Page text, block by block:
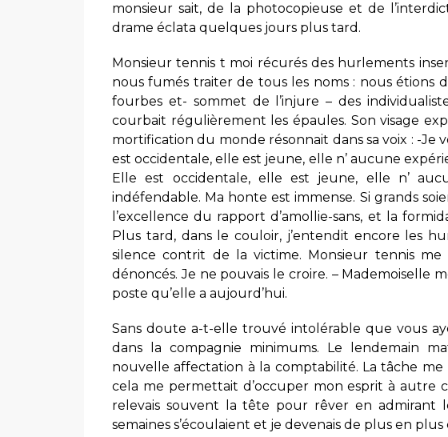
monsieur sait, de la photocopieuse et de
drame éclata quelques jours plus tard.
Monsieur tennis t moi récurés des hurlements
nous fumés traiter de tous les noms : nous étions
fourbes et- sommet de l’injure – des
courbait régulièrement les épaules. Son visage
mortification du monde résonnait dans sa voix : -Je
est occidentale, elle est jeune, elle n’ aucune
Elle est occidentale, elle est jeune, elle n’
indéfendable. Ma honte est immense. Si grands
l’excellence du rapport d’amollie-sans, et la
Plus tard, dans le couloir, j’entendit encore les
silence contrit de la victime. Monsieur tennis
dénoncés. Je ne pouvais le croire. – Mademoiselle
poste qu’elle a aujourd’hui.
Sans doute a-t-elle trouvé intolérable que vous
dans la compagnie minimums. Le lendemain
nouvelle affectation à la comptabilité. La tâche
cela me permettait d’occuper mon esprit à autre
relevais souvent la tête pour rêver en admirant
semaines s’écoulaient et je devenais de plus en plus